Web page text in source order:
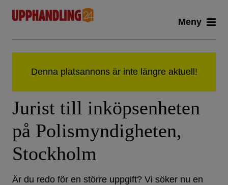
content
Meny
Jurist till inköpsenheten
på Polismyndigheten,
Stockholm
Är du redo för en större uppgift? Vi söker nu en